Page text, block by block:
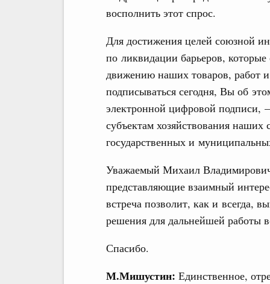
восполнить этот спрос.
Для достижения целей союзной
по ликвидации барьеров,
движению наших товаров, работ
подписываться сегодня, Вы об
электронной цифровой подписи,
субъектам хозяйствования
государственных и
Уважаемый Михаил
представляющие взаимный
встреча позволит, как и всегда,
решения для дальнейшей работы
Спасибо.
М.Мишустин: Единственное,